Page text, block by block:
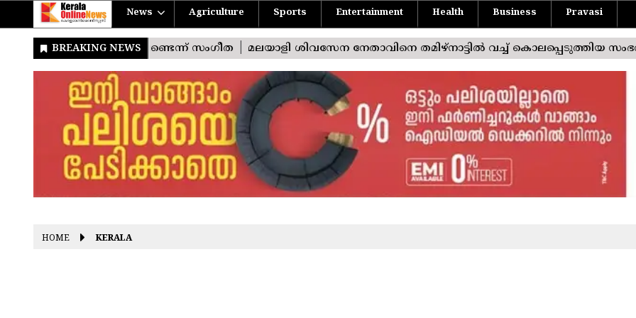
News Agriculture Sports Entertainment Health Business Pravasi
HOME KERALA